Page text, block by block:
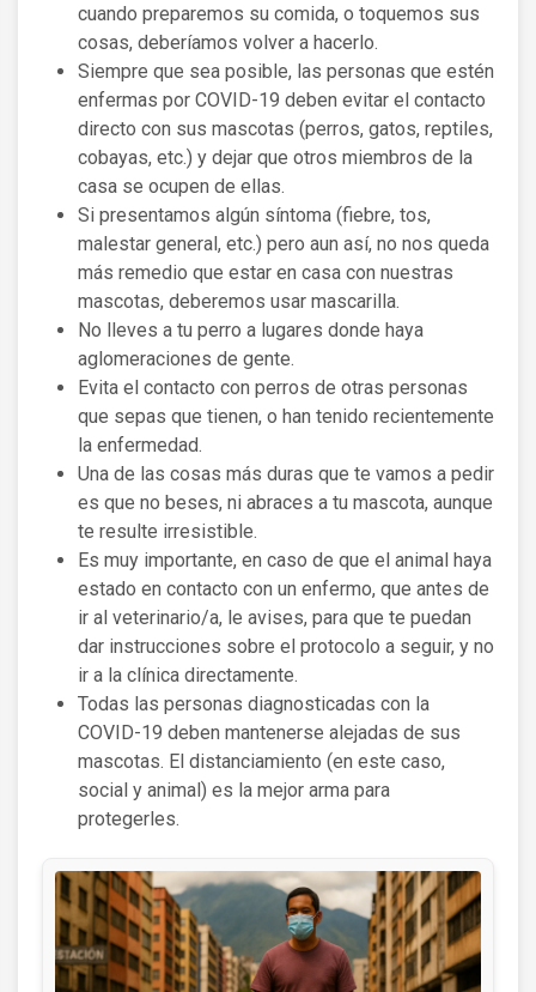
cuando preparemos su comida, o toquemos sus
cosas, deberíamos volver a hacerlo.
Siempre que sea posible, las personas que estén
enfermas por COVID-19 deben evitar el contacto
directo con sus mascotas (perros, gatos, reptiles,
cobayas, etc.) y dejar que otros miembros de la
casa se ocupen de ellas.
Si presentamos algún síntoma (fiebre, tos,
malestar general, etc.) pero aun así, no nos queda
más remedio que estar en casa con nuestras
mascotas, deberemos usar mascarilla.
No lleves a tu perro a lugares donde haya
aglomeraciones de gente.
Evita el contacto con perros de otras personas
que sepas que tienen, o han tenido recientemente
la enfermedad.
Una de las cosas más duras que te vamos a pedir
es que no beses, ni abraces a tu mascota, aunque
te resulte irresistible.
Es muy importante, en caso de que el animal haya
estado en contacto con un enfermo, que antes de
ir al veterinario/a, le avises, para que te puedan
dar instrucciones sobre el protocolo a seguir, y no
ir a la clínica directamente.
Todas las personas diagnosticadas con la
COVID-19 deben mantenerse alejadas de sus
mascotas. El distanciamiento (en este caso,
social y animal) es la mejor arma para
protegerles.